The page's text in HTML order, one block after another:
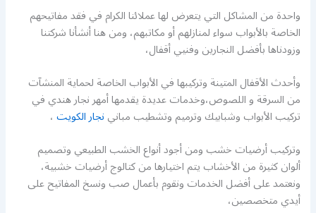
واحدة من المشاكل التي يتعرض لها عملائنا الكرام في فقد مفاتيحهم
الخاصة بالأبواب سواء لمنازلهم أو مكاتبهم، ومن هنا أنشأنا شركتنا
وزودناها بأفضل النجارين وفنيي أقفال،
وأحدث الأقفال المتينة وتركيبها في الأبواب الخاصة لحماية المنشآت
من السرقة و اللصوص،وخدمات عديدة يقدمها أمهر نجار هندي في
تركيب الأبواب وشبابيك وترميم وتشطيب مبانينجار الكويت،
وتركيب أرضيات خشب ومن أجود أنواع الخشب الطبيعي وتصميم
ألوان كثيرة من الأخشاب يتم اختيارها من كتالوج أرضيات خشبية،
ونعتمد على أفضل الخدمات ونقوم بأعمال صب ونسخ المفاتيح على
أيدي متخصصين،